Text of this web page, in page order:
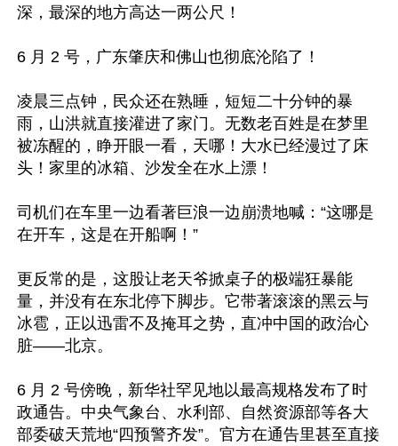
深，最深的地方高达一两公尺！
6 月 2 号，广东肇庆和佛山也彻底沦陷了！
凌晨三点钟，民众还在熟睡，短短二十分钟的暴
雨，山洪就直接灌进了家门。无数老百姓是在梦里
被冻醒的，睁开眼一看，天哪！大水已经漫过了床
头！家里的冰箱、沙发全在水上漂！
司机们在车里一边看著巨浪一边崩溃地喊：“这哪是
在开车，这是在开船啊！”
更反常的是，这股让老天爷掀桌子的极端狂暴能
量，并没有在东北停下脚步。它带著滚滚的黑云与
冰雹，正以迅雷不及掩耳之势，直冲中国的政治心
脏——北京。
6 月 2 号傍晚，新华社罕见地以最高规格发布了时
政通告。中央气象台、水利部、自然资源部等各大
部委破天荒地“四预警齐发”。官方在通告里甚至直接